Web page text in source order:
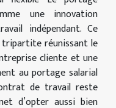
une innovation
indépendant. Ce
réunissant le
cliente et une
au portage salarial
de travail reste
d’opter aussi bien